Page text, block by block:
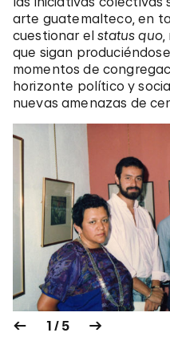
arte guatemalteco, en
cuestionar elstatus quo,
que sigan
momentos de
horizonte político y
nuevas amenazas de
1 / 5